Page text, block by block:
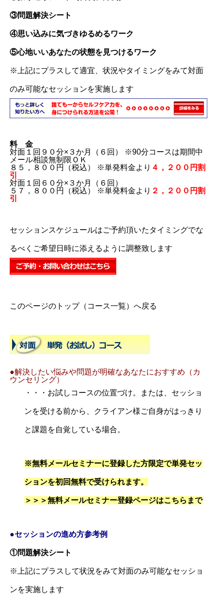
③問題解決シート
④思い込みに気づきゆるめるワーク
⑤心地いいあなたの状態を見つけるワーク
※上記にプラスして適宜、状況やタイミングをみて対面
のみ可能なセッションを実施します
料 金
対面１回９０分×３か月（６回） ※90分コースは期間中
メール相談無制限ＯＫ
８５，８００円（税込） ※単発料金より ４，２００円割
引
対面１回６０分×３か月（６回）
５７，８００円（税込） ※単発料金より ２，２００円割
引
セッションスケジュールはご予約頂いたタイミングでな
るべくご希望日時に添えるように調整致します
このページのトップ（コース一覧）へ戻る
●解決したい悩みや問題が明確なあなたにおすすめ（カ
ウンセリング）
・・・お試しコースの位置づけ。または、セッショ
ンを受ける前から、クライアン様ご自身がはっきり
と課題を自覚している場合。
※無料メールセミナーに登録した方限定で単発セッ
ションを初回無料で受けられます。
＞＞＞無料メールセミナー登録ページはこちらまで
●セッションの進め方参考例
①問題解決シート
※上記にプラスして状況をみて対面のみ可能なセッショ
ンを実施します